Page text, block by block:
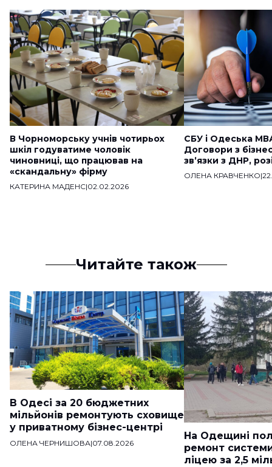
В Чорноморську учнів чотирьох
шкіл годуватиме чоловік
чиновниці, що працював на
«скандальну» фірму
КАТЕРИНА МАДЕНС|02.02.2026
СБУ і Одеська
Договори з
звʼязки з ДНР,
ОЛЕНА КРАВЧЕНКО|
Читайте також
В Одесі за 20 бюджетних
мільйонів ремонтують сховище
у приватному бізнес-центрі
ОЛЕНА ЧЕРНИШОВА|07.08.2026
На Одещині
ремонт
ліцею за 2,5